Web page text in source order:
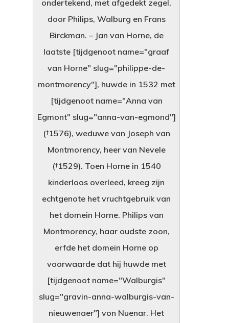
ondertekend, met afgedekt zegel,
door Philips, Walburg en Frans
Birckman. – Jan van Horne, de
laatste [tijdgenoot name="graaf
van Horne" slug="philippe-de-
montmorency"], huwde in 1532 met
[tijdgenoot name="Anna van
Egmont" slug="anna-van-egmond"]
(†1576), weduwe van Joseph van
Montmorency, heer van Nevele
(†1529). Toen Horne in 1540
kinderloos overleed, kreeg zijn
echtgenote het vruchtgebruik van
het domein Horne. Philips van
Montmorency, haar oudste zoon,
erfde het domein Horne op
voorwaarde dat hij huwde met
[tijdgenoot name="Walburgis"
slug="gravin-anna-walburgis-van-
nieuwenaer"] von Nuenar. Het